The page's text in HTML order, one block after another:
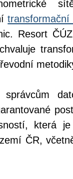
transformační
Resort
která
ČR,